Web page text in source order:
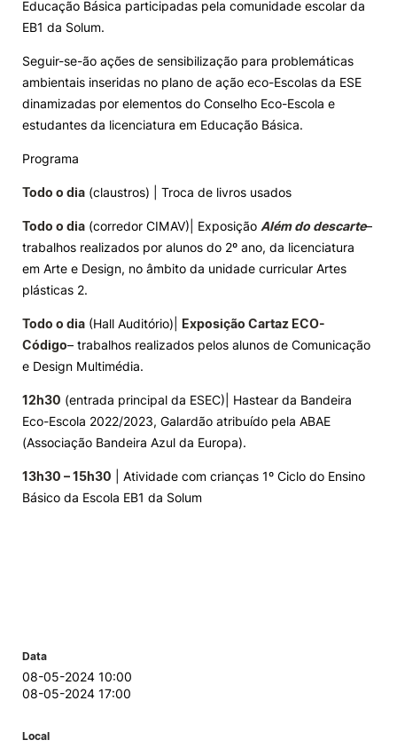
©2026 Instituto Politécnico de Coimbra. Todos os direitos reservados.
Educação Básica participadas pela comunidade escolar da
EB1 da Solum.
Seguir-se-ão ações de sensibilização para problemáticas
ambientais inseridas no plano de ação eco-Escolas da ESE
dinamizadas por elementos do Conselho Eco-Escola e
estudantes da licenciatura em Educação Básica.
Programa
Todo o dia (claustros) | Troca de livros usados
Todo o dia (corredor CIMAV)| Exposição Além do descarte–
trabalhos realizados por alunos do 2º ano, da licenciatura
em Arte e Design, no âmbito da unidade curricular Artes
plásticas 2.
Todo o dia (Hall Auditório)| Exposição Cartaz ECO-
Código– trabalhos realizados pelos alunos de Comunicação
e Design Multimédia.
12h30 (entrada principal da ESEC)| Hastear da Bandeira
Eco-Escola 2022/2023, Galardão atribuído pela ABAE
(Associação Bandeira Azul da Europa).
13h30 – 15h30 | Atividade com crianças 1º Ciclo do Ensino
Básico da Escola EB1 da Solum
Data
08-05-2024 10:00
08-05-2024 17:00
Local